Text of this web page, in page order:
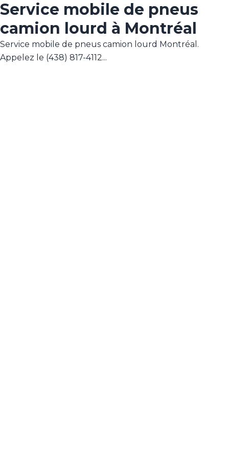
Service mobile de pneus
camion lourd à Montréal
Service mobile de pneus camion lourd Montréal.
Appelez le (438) 817-4112...